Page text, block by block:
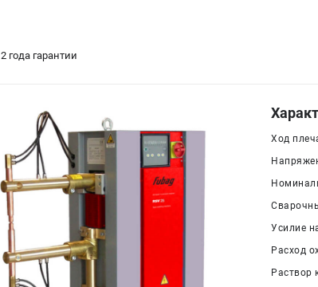
2 года гарантии
Ход
Усилие
Расход
Раствор